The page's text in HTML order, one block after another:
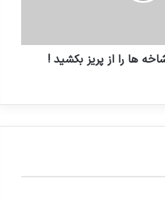
ها را از پریز بکشید !